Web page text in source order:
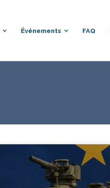
Événements FAQ